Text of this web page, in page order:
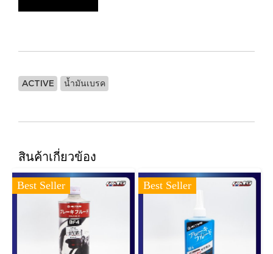
ACTIVE น้ำมันเบรค
สินค้าเกี่ยวข้อง
Best Seller Best Seller